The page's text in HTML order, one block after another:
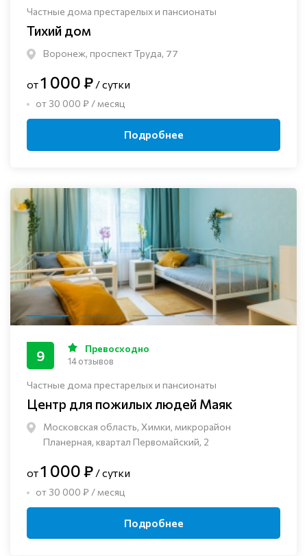
Частные дома престарелых и пансионаты
Тихий дом
Воронеж, проспект Труда, 77
от1 000 ₽ / сутки
от 30 000 ₽ / месяц
Подробнее
Частные дома престарелых и пансионаты
Центр для пожилых людей Маяк
Московская область, Химки, микрорайон
Планерная, квартал Первомайский, 2
9 Превосходно
14 отзывов
от1 000 ₽ / сутки
от 30 000 ₽ / месяц
Подробнее